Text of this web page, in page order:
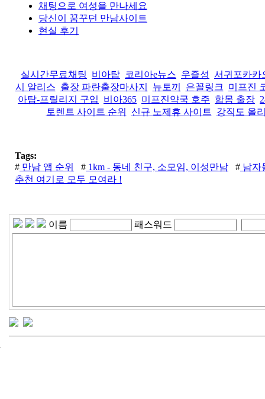
채팅으로 여성을 만나세요
당신이 꿈꾸던 만남사이트
현실 후기
실시간무료채팅 비아탑 코리아e뉴스 우즐성 서귀포카카
시 알리스 출장 파란출장마사지 뉴토끼 은꼴링크
미프진
아탑-프릴리지 구입
비아365 미프진약국 호주 합몸 출장
토렌트 사이트 순위
신규 노제휴 사이트 강직도 올
Tags:
# 만남 앱 순위 # 1km - 동네 친구, 소모임, 이성만남 # 남자
추천 여기로 모두 모여라 !
이름 패스워드